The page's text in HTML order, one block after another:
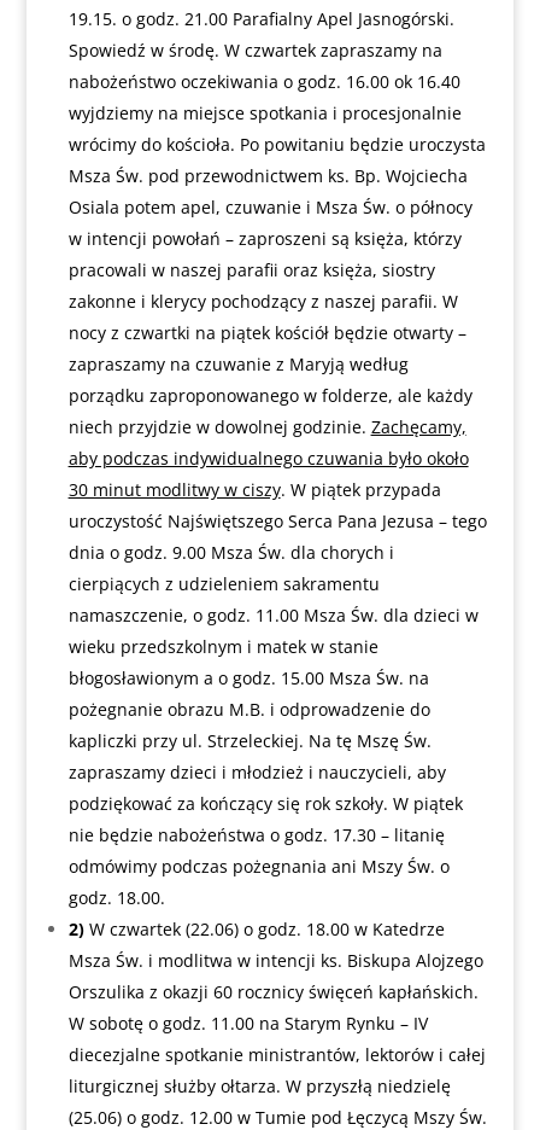
19.15. o godz. 21.00 Parafialny Apel Jasnogórski.
Spowiedź w środę. W czwartek zapraszamy na
nabożeństwo oczekiwania o godz. 16.00 ok 16.40
wyjdziemy na miejsce spotkania i procesjonalnie
wrócimy do kościoła. Po powitaniu będzie uroczysta
Msza Św. pod przewodnictwem ks. Bp. Wojciecha
Osiala potem apel, czuwanie i Msza Św. o północy
w intencji powołań – zaproszeni są księża, którzy
pracowali w naszej parafii oraz księża, siostry
zakonne i klerycy pochodzący z naszej parafii. W
nocy z czwartki na piątek kościół będzie otwarty –
zapraszamy na czuwanie z Maryją według
porządku zaproponowanego w folderze, ale każdy
niech przyjdzie w dowolnej godzinie. Zachęcamy,
aby podczas indywidualnego czuwania było około
30 minut modlitwy w ciszy. W piątek przypada
uroczystość Najświętszego Serca Pana Jezusa – tego
dnia o godz. 9.00 Msza Św. dla chorych i
cierpiących z udzieleniem sakramentu
namaszczenie, o godz. 11.00 Msza Św. dla dzieci w
wieku przedszkolnym i matek w stanie
błogosławionym a o godz. 15.00 Msza Św. na
pożegnanie obrazu M.B. i odprowadzenie do
kapliczki przy ul. Strzeleckiej. Na tę Mszę Św.
zapraszamy dzieci i młodzież i nauczycieli, aby
podziękować za kończący się rok szkoły. W piątek
nie będzie nabożeństwa o godz. 17.30 – litanię
odmówimy podczas pożegnania ani Mszy Św. o
godz. 18.00.
2) W czwartek (22.06) o godz. 18.00 w Katedrze
Msza Św. i modlitwa w intencji ks. Biskupa Alojzego
Orszulika z okazji 60 rocznicy święceń kapłańskich.
W sobotę o godz. 11.00 na Starym Rynku – IV
diecezjalne spotkanie ministrantów, lektorów i całej
liturgicznej służby ołtarza. W przyszłą niedzielę
(25.06) o godz. 12.00 w Tumie pod Łęczycą Mszy Św.